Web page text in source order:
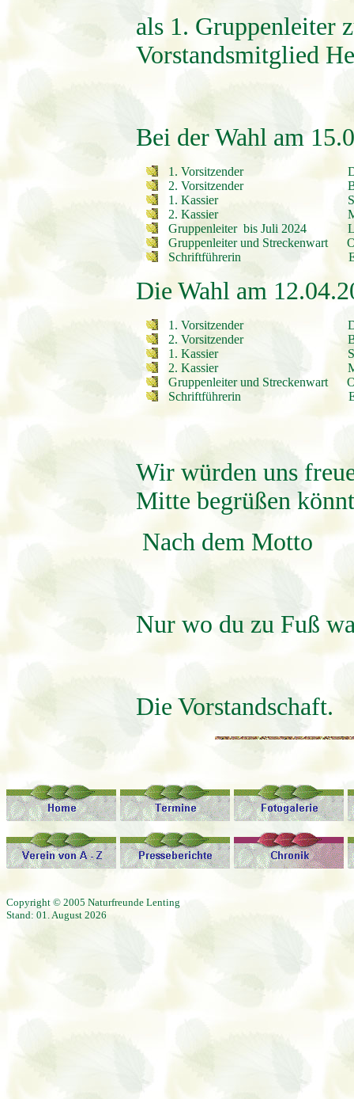
als 1. Gruppenleiter
Vorstandsmitglied
Bei der Wahl am
1. Vorsitzender
2. Vorsitzender
1. Kassier Stefan
2. Kassier
Gruppenleiter bis Juli 2024
Gruppenleiter und Streckenwart
Schriftführerin Evi
Die Wahl am
1. Vorsitzender
2. Vorsitzender
1. Kassier Stefan
2. Kassier
Gruppenleiter und Streckenwart
Schriftführerin Evi
Wir würden uns
Mitte begrüßen
Nach dem Motto
Nur wo du zu Fuß
Die Vorstandschaft.
Copyright © 2005 Naturfreunde Lenting
Stand: 01. August 2026